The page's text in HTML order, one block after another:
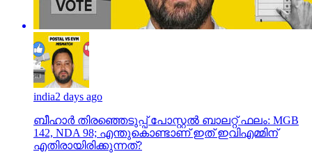
india2 days ago
ബീഹാർ തിരഞ്ഞെടുപ്പ് പോസ്റ്റൽ ബാലറ്റ് ഫലം: MGB
142, NDA 98; എന്തുകൊണ്ടാണ് ഇത് ഇവിഎമ്മിന്
എതിരായിരിക്കുന്നത്?